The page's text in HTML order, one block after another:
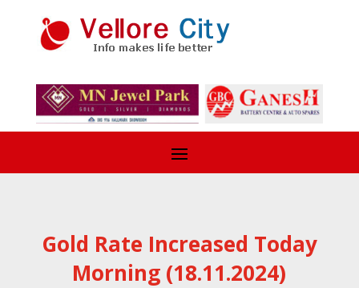
Gold Rate Increased Today
Morning (18.11.2024)